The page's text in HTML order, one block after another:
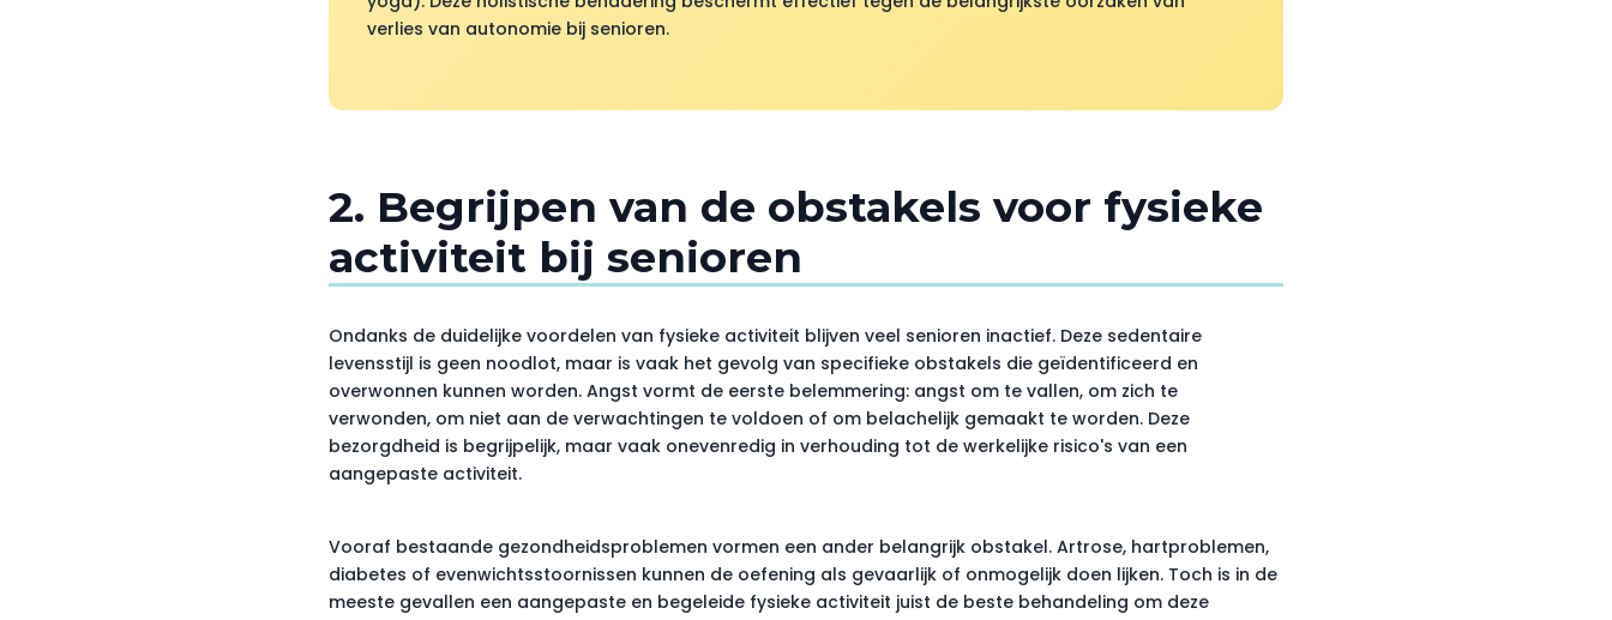
verlies van autonomie bij senioren.
2. Begrijpen van de obstakels voor fysieke
activiteit bij senioren
Ondanks de duidelijke voordelen van fysieke activiteit blijven veel senioren inactief. Deze sedentaire
levensstijl is geen noodlot, maar is vaak het gevolg van specifieke obstakels die geïdentificeerd en
overwonnen kunnen worden. Angst vormt de eerste belemmering: angst om te vallen, om zich te
verwonden, om niet aan de verwachtingen te voldoen of om belachelijk gemaakt te worden. Deze
bezorgdheid is begrijpelijk, maar vaak onevenredig in verhouding tot de werkelijke risico's van een
aangepaste activiteit.
Vooraf bestaande gezondheidsproblemen vormen een ander belangrijk obstakel. Artrose, hartproblemen,
diabetes of evenwichtsstoornissen kunnen de oefening als gevaarlijk of onmogelijk doen lijken. Toch is in de
meeste gevallen een aangepaste en begeleide fysieke activiteit juist de beste behandeling om deze